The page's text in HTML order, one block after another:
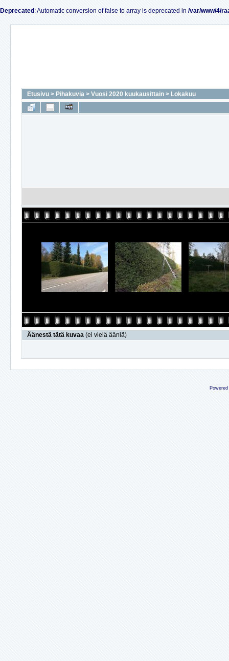
Deprecated : Automatic conversion of false to array is deprecated in /var/www/4/
Etusivu > Pihakuvia > Vuosi 2020 kuukausittain > Lokakuu
Äänestä tätä kuvaa (ei vielä ääniä)